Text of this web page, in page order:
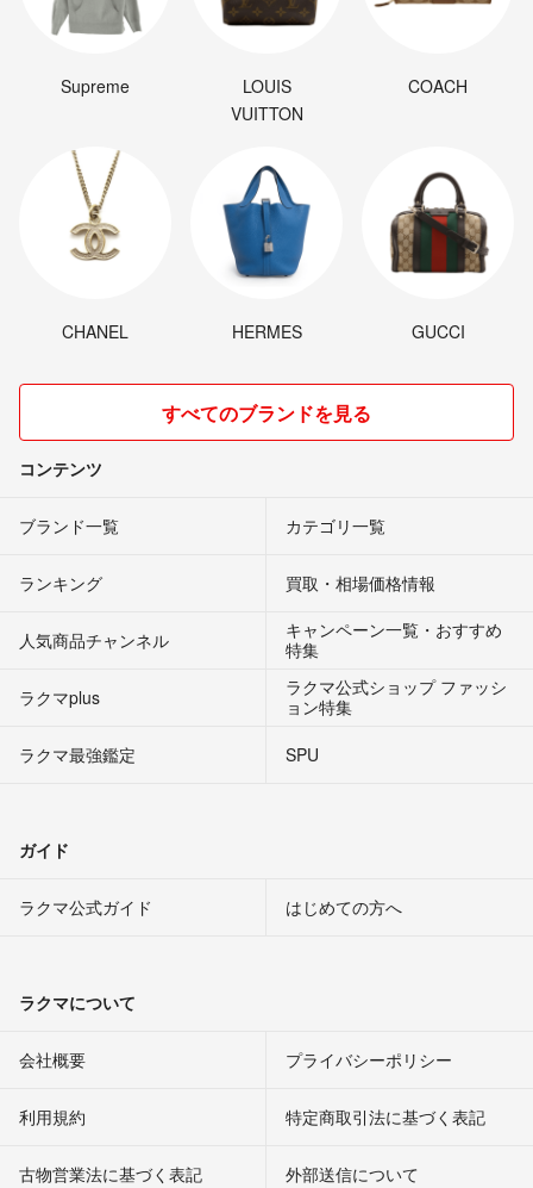
Supreme
LOUIS
VUITTON
COACH
CHANEL HERMES GUCCI
すべてのブランドを見る
コンテンツ
ブランド一覧 カテゴリ一覧
ランキング 買取・相場価格情報
人気商品チャンネル
キャンペーン一覧・おすすめ
特集
ラクマplus
ラクマ公式ショップ ファッシ
ョン特集
ラクマ最強鑑定
SPU
ガイド
ラクマ公式ガイド はじめての方へ
ラクマについて
会社概要 プライバシーポリシー
利用規約 特定商取引法に基づく表記
古物営業法に基づく表記 外部送信について